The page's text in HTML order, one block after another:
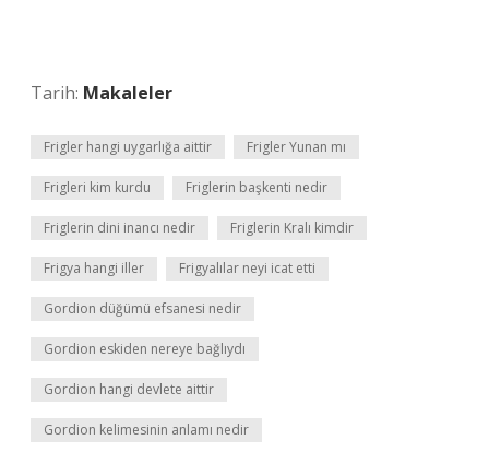
Tarih: Makaleler
Frigler hangi uygarlığa aittir Frigler Yunan mı
Frigleri kim kurdu Friglerin başkenti nedir
Friglerin dini inancı nedir Friglerin Kralı kimdir
Frigya hangi iller Frigyalılar neyi icat etti
Gordion düğümü efsanesi nedir
Gordion eskiden nereye bağlıydı
Gordion hangi devlete aittir
Gordion kelimesinin anlamı nedir